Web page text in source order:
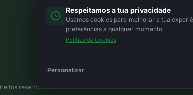
reservados.
Respeitamos a tua privacidade
Usamos cookies para melhorar a tua
preferências a qualquer momento.
Política de Cookies
Personalizar